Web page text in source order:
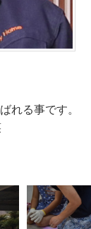
れる事です。